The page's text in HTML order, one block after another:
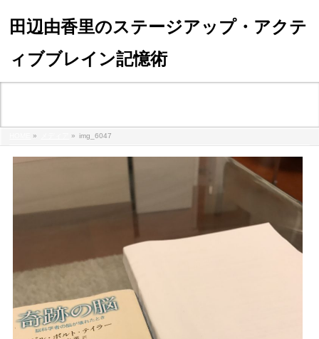
田辺由香里のステージアップ・アクテ
ィブブレイン記憶術
» » img_6047